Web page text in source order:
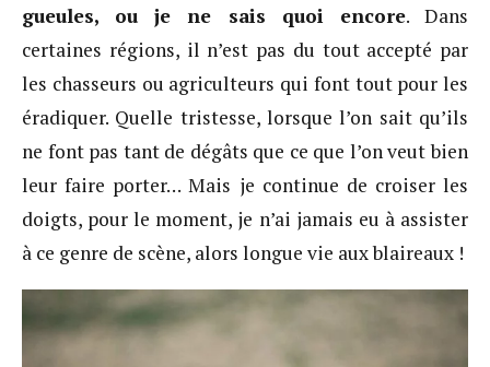
gueules, ou je ne sais quoi encore. Dans
certaines régions, il n’est pas du tout accepté par
les chasseurs ou agriculteurs qui font tout pour les
éradiquer. Quelle tristesse, lorsque l’on sait qu’ils
ne font pas tant de dégâts que ce que l’on veut bien
leur faire porter… Mais je continue de croiser les
doigts, pour le moment, je n’ai jamais eu à assister
à ce genre de scène, alors longue vie aux blaireaux !